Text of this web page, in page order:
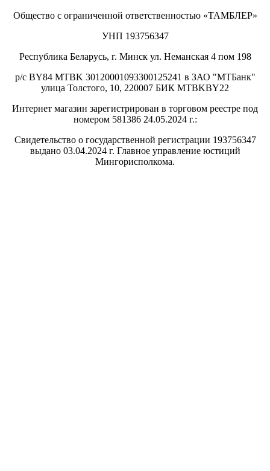
Общество с ограниченной ответственностью «ТАМБЛЕР»
УНП 193756347
Республика Беларусь, г. Минск ул. Неманская 4 пом 198
р/с BY84 MTBK 30120001093300125241 в ЗАО "МТБанк"
улица Толстого, 10, 220007 БИК MTBKBY22
Интернет магазин зарегистрирован в торговом реестре под
номером 581386 24.05.2024 г.:
Свидетельство о государственной регистрации 193756347
выдано 03.04.2024 г. Главное управление юстиций
Мингорисполкома.